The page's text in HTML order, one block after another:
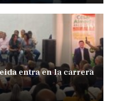
entra en la carrera